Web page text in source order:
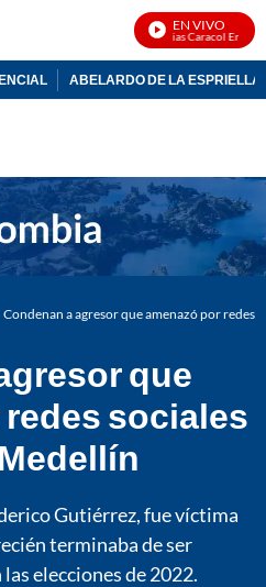
EN VIVO
Noticias Caracol En Vivo
ABELARDO DE LA ESPRIELLA
Condenan a agresor que amenazó por redes
que
sociales
Gutiérrez, fue víctima
terminaba de ser
elecciones de 2022.